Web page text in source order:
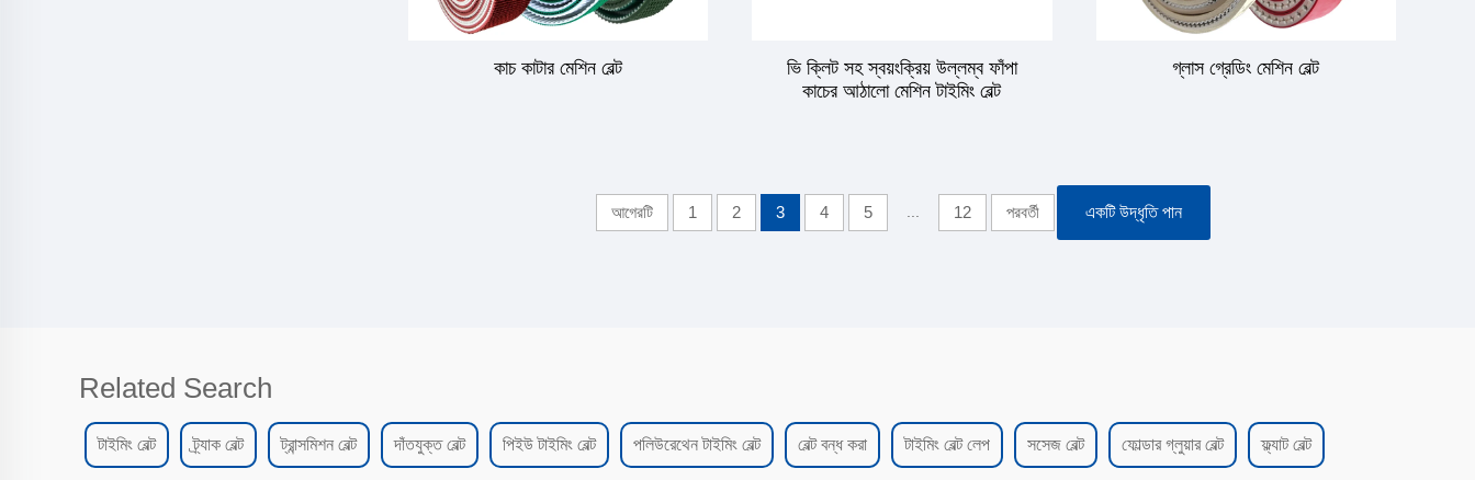
কাচ কাটার মেশিন বেল্ট
ভি ক্লিট সহ স্বয়ংক্রিয় উল্লম্ব ফাঁপা
কাচের আঠালো মেশিন টাইমিং বেল্ট
গ্লাস গ্রেডিং মেশিন বেল্ট
আগেরটি 1 2 3 4 5 ... 12 পরবর্তী একটি উদ্ধৃতি পান
Related Search
টাইমিং বেল্ট ট্র্যাক বেল্ট ট্রান্সমিশন বেল্ট দাঁতযুক্ত বেল্ট পিইউ টাইমিং বেল্ট পলিউরেথেন টাইমিং বেল্ট বেল্ট বন্ধ করা টাইমিং বেল্ট লেপ সসেজ বেল্ট ফোল্ডার গ্লুয়ার বেল্ট ফ্ল্যাট বেল্ট